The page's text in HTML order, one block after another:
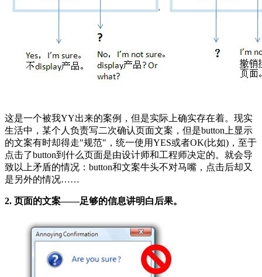
这是一个被我YY出来的案例，但是实际上确实存在着。现实
生活中，某个人负责写二次确认页面文案，但是button上显示
的文案有时却得走"规范"，统一使用YES或者OK(比如)，至于
点击了button到什么页面是由设计师和工程师决定的。就会导
致以上矛盾的情况：button和文案牛头不对马嘴，点击后却又
是另外的情况……
2. 页面的文案——足够的信息讲明白后果。